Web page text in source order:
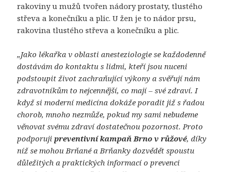
rakoviny u mužů tvořen nádory prostaty, tlustého
střeva a konečníku a plic. U žen je to nádor prsu,
rakovina tlustého střeva a konečníku a plic.
„Jako lékařka v oblasti anesteziologie se každodenně
dostávám do kontaktu s lidmi, kteří jsou nuceni
podstoupit život zachraňující výkony a svěřují nám
zdravotníkům to nejcennější, co mají – své zdraví. I
když si moderní medicína dokáže poradit již s řadou
chorob, mnoho nezmůže, pokud my sami nebudeme
věnovat svému zdraví dostatečnou pozornost. Proto
podporujipreventivní kampaň Brno v růžové, díky
níž se mohou Brňané a Brňanky dozvědět spoustu
důležitých a praktických informací o prevenci